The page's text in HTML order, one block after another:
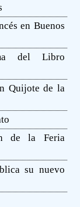
en Buenos
del Libro
Quijote de la
de la Feria
su nuevo